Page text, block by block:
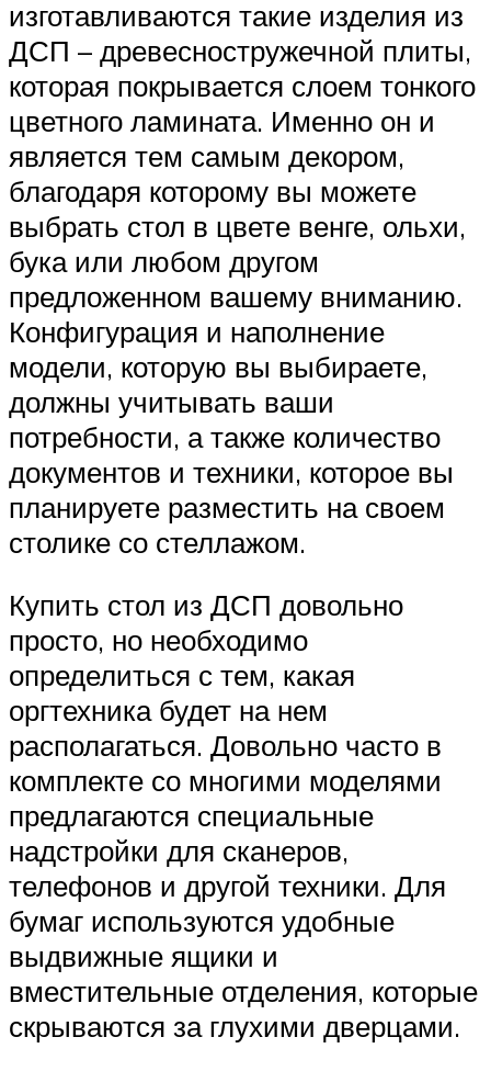
изготавливаются такие изделия из
ДСП – древесностружечной плиты,
которая покрывается слоем тонкого
цветного ламината. Именно он и
является тем самым декором,
благодаря которому вы можете
выбрать стол в цвете венге, ольхи,
бука или любом другом
предложенном вашему вниманию.
Конфигурация и наполнение
модели, которую вы выбираете,
должны учитывать ваши
потребности, а также количество
документов и техники, которое вы
планируете разместить на своем
столике со стеллажом.
Купить стол из ДСП довольно
просто, но необходимо
определиться с тем, какая
оргтехника будет на нем
располагаться. Довольно часто в
комплекте со многими моделями
предлагаются специальные
надстройки для сканеров,
телефонов и другой техники. Для
бумаг используются удобные
выдвижные ящики и
вместительные отделения, которые
скрываются за глухими дверцами.